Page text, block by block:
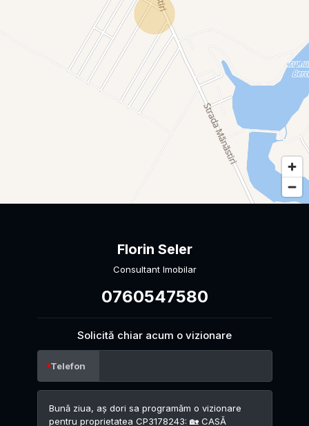
Florin Seler
Consultant Imobilar
0760547580
Solicită chiar acum o vizionare
Telefon